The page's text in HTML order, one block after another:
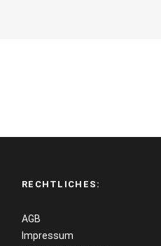
RECHTLICHES:
AGB
Impressum